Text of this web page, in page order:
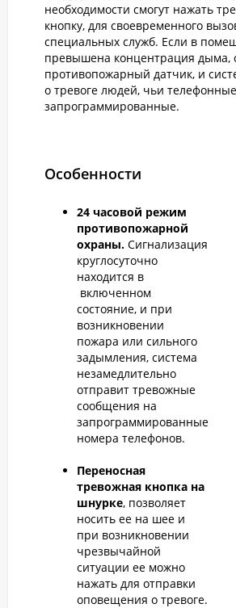
необходимости смогут нажать
кнопку, для своевременного
специальных служб. Если в
превышена концентрация дыма,
противопожарный датчик, и
о тревоге людей, чьи
запрограммированные.
Особенности
24 часовой режим
противопожарной
охраны. Сигнализация
круглосуточно
находится в
включенном
состояние, и при
возникновении
пожара или сильного
задымления, система
незамедлительно
отправит тревожные
сообщения на
запрограммированные
номера телефонов.
Переносная
тревожная кнопка на
шнурке, позволяет
носить ее на шее и
при возникновении
чрезвычайной
ситуации ее можно
нажать для отправки
оповещения о тревоге.